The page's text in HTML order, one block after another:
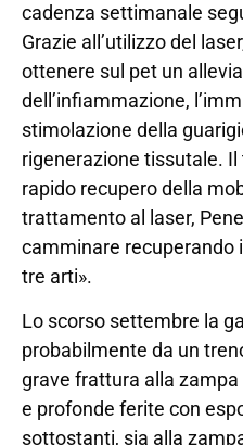
cadenza settimanale
Grazie all’utilizzo del
ottenere sul pet un
dell’infiammazione,
stimolazione della
rigenerazione tissutale.
rapido recupero della
trattamento al laser,
camminare recuperando
tre arti».
Lo scorso settembre la
probabilmente da un
grave frattura alla
e profonde ferite con
sottostanti, sia alla